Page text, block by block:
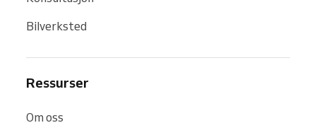
Bilverksted
Ressurser
Om oss